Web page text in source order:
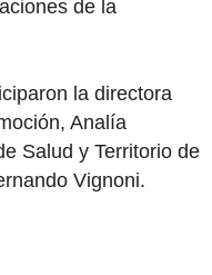
de la
la directora
Analía
Salud y Territorio de
Vignoni.